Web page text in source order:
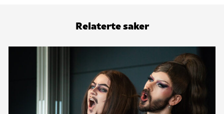
Relaterte saker